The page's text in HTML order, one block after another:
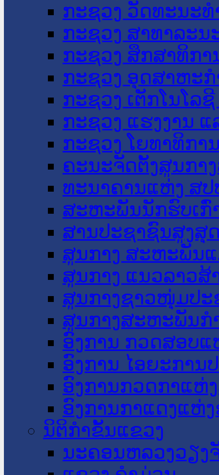
ກະຊວງ ວັດທະນະ
ກະຊວງ ສາທາລະນ
ກະຊວງ ສຶກສາທິກາ
ກະຊວງ ອຸດສາຫະ
ກະຊວງ ເຕັກໂນໂລ
ກະຊວງ ແຮງງານ
ກະຊວງ ໂຍທາທິກາ
ຄະນະຈັດຕັ້ງສູນກາ
ທະນາຄານແຫ່ງ ສປ
ສະຫະພັນນັກຮົບເກົ່
ສານປະຊາຊົນສູງສຸ
ສູນກາງ ສະຫະພັນ
ສູນກາງ ແນວລາວສ້
ສູນກາງຊາວໜຸ່ມປະ
ສູນກາງສະຫະພັນກ
ອົງການ ກວດສອບແ
ອົງການ ໄອຍະການ
ອົງການກວດກາແຫ່
ອົງການກາແດງແຫ່
ນິຕິກໍາຂັ້ນແຂວງ
ນະ​ຄອນ​ຫລວງວຽງ